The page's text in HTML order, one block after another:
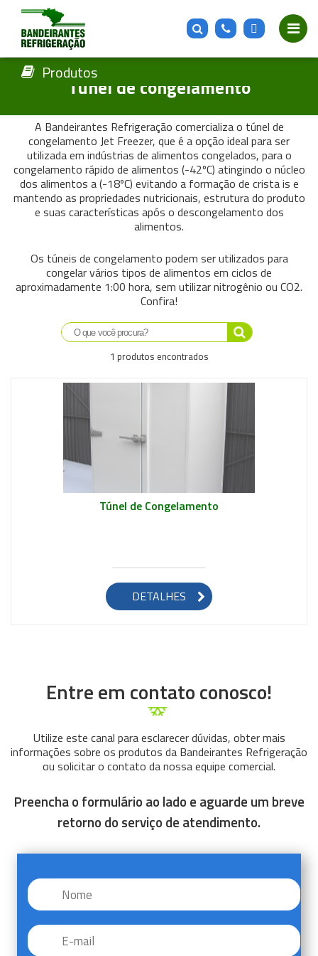
Túnel de congelamento
Produtos
A Bandeirantes Refrigeração comercializa o túnel de
congelamento Jet Freezer, que é a opção ideal para ser
utilizada em indústrias de alimentos congelados, para o
congelamento rápido de alimentos (-42ºC) atingindo o núcleo
dos alimentos a (-18ºC) evitando a formação de crista is e
mantendo as propriedades nutricionais, estrutura do produto
e suas características após o descongelamento dos
alimentos.
Os túneis de congelamento podem ser utilizados para
congelar vários tipos de alimentos em ciclos de
aproximadamente 1:00 hora, sem utilizar nitrogênio ou CO2.
Confira!
1 produtos encontrados
Saiba mais
Túnel de Congelamento
DETALHES
Entre em contato conosco!
Utilize este canal para esclarecer dúvidas, obter mais
informações sobre os produtos da Bandeirantes Refrigeração
ou solicitar o contato da nossa equipe comercial.
Preencha o formulário ao lado e aguarde um breve
retorno do serviço de atendimento.
Nome
E-
mail